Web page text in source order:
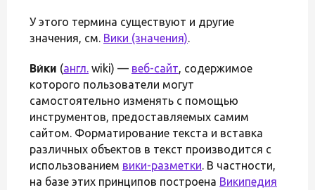
У этого термина существуют и другие
значения, см. Вики (значения).
Ви́ки (англ. wiki) — веб-сайт, содержимое
которого пользователи могут
самостоятельно изменять с помощью
инструментов, предоставляемых самим
сайтом. Форматирование текста и вставка
различных объектов в текст производится с
использованием вики-разметки. В частности,
на базе этих принципов построена Википедия